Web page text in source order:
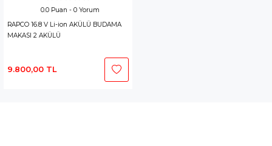
0.0 Puan - 0 Yorum
RAPCO 16.8 V Li-ion AKÜLÜ BUDAMA
MAKASI 2 AKÜLÜ
9.800,00 TL